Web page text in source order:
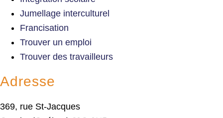
Jumellage interculturel
Francisation
Trouver un emploi
Trouver des travailleurs
Adresse
369, rue St-Jacques